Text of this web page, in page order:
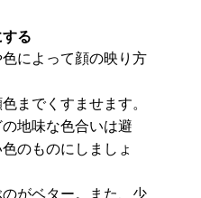
る
によって顔の映り方
までくすませます。
地味な色合いは避
のものにしましょ
がベター。また、少